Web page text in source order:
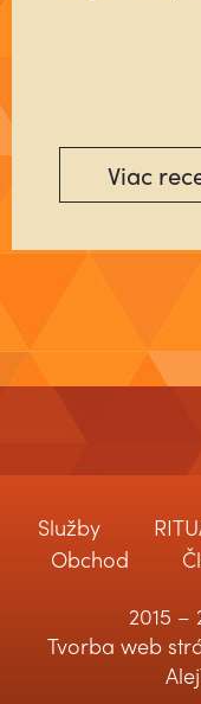
Viac
Služby
Obchod
2015 –
Tvorba web